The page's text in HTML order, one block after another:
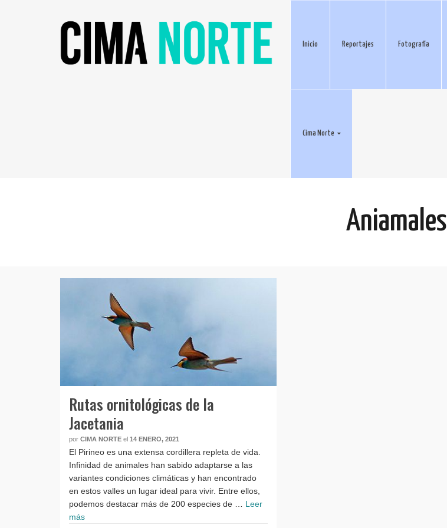
Inicio Reportajes Fotografía
Cima Norte
Aniamales
Rutas ornitológicas de la
Jacetania
por CIMA NORTE el 14 ENERO, 2021
El Pirineo es una extensa cordillera repleta de vida.
Infinidad de animales han sabido adaptarse a las
variantes condiciones climáticas y han encontrado
en estos valles un lugar ideal para vivir. Entre ellos,
podemos destacar más de 200 especies de … Leer
más